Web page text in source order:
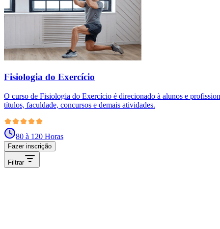
Fisiologia do Exercício
O curso de Fisiologia do Exercício é direcionado à alunos e
títulos, faculdade, concursos e demais atividades.
80 à 120 Horas
Fazer inscrição
Filtrar